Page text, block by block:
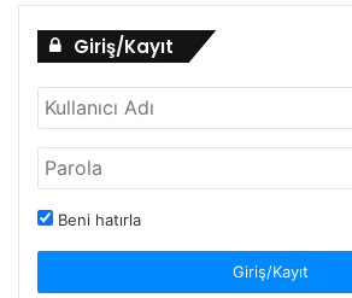
Giriş/Kayıt
Beni hatırla
Giriş/Kayıt